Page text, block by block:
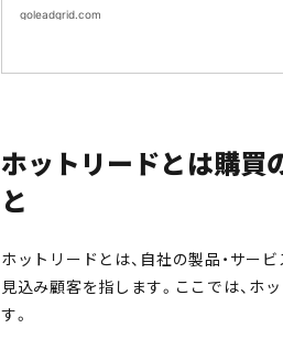
発｜LeadGrid
goleadgrid.com
ホットリードとは購買
と
ホットリードとは、自社の製品・サー
見込み顧客を指します。ここでは、ホ
す。